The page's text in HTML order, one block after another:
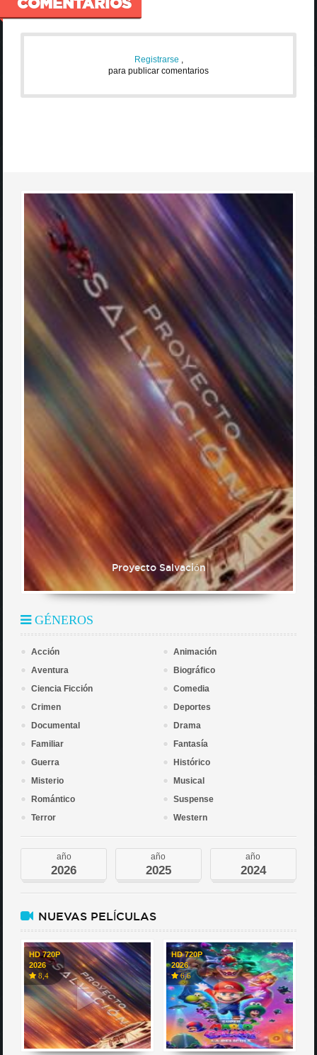
Registrarse ,
para publicar comentarios
Proyecto Salvación
GÉNEROS
Acción
Animación
Aventura
Biográfico
Ciencia Ficción
Comedia
Crimen
Deportes
Documental
Drama
Familiar
Fantasía
Guerra
Histórico
Misterio
Musical
Romántico
Suspense
Terror
Western
año
2026
año
2025
año
2024
NUEVAS PELÍCULAS
HD 720P
2026
8,4
HD 720P
2026
6,6